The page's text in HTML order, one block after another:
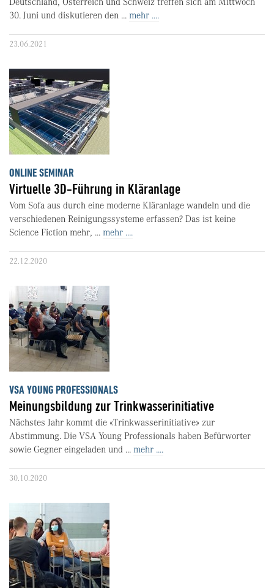
30. Juni und diskutieren den ... mehr ....
23.06.2021
ONLINE SEMINAR
Virtuelle 3D-Führung in Kläranlage
Vom Sofa aus durch eine moderne Kläranlage wandeln und die
verschiedenen Reinigungssysteme erfassen? Das ist keine
Science Fiction mehr, ... mehr ....
22.12.2020
VSA YOUNG PROFESSIONALS
Meinungsbildung zur Trinkwasserinitiative
Nächstes Jahr kommt die «Trinkwasserinitiative» zur
Abstimmung. Die VSA Young Professionals haben Befürworter
sowie Gegner eingeladen und ... mehr ....
30.10.2020